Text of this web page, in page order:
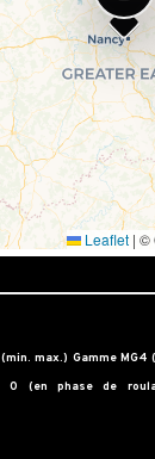
Itinéraire
Leaflet | ©
max.) Gamme MG4
0 (en phase de